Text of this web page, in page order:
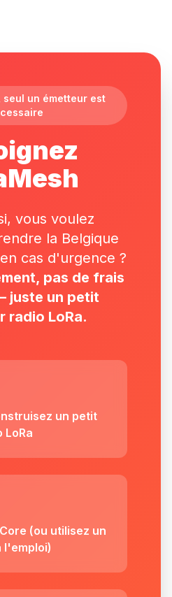
seul un émetteur est
vous voulez
la Belgique
cas d'urgence ?
pas de frais
juste un petit
radio LoRa.
un petit
LoRa
(ou utilisez un
l'emploi)